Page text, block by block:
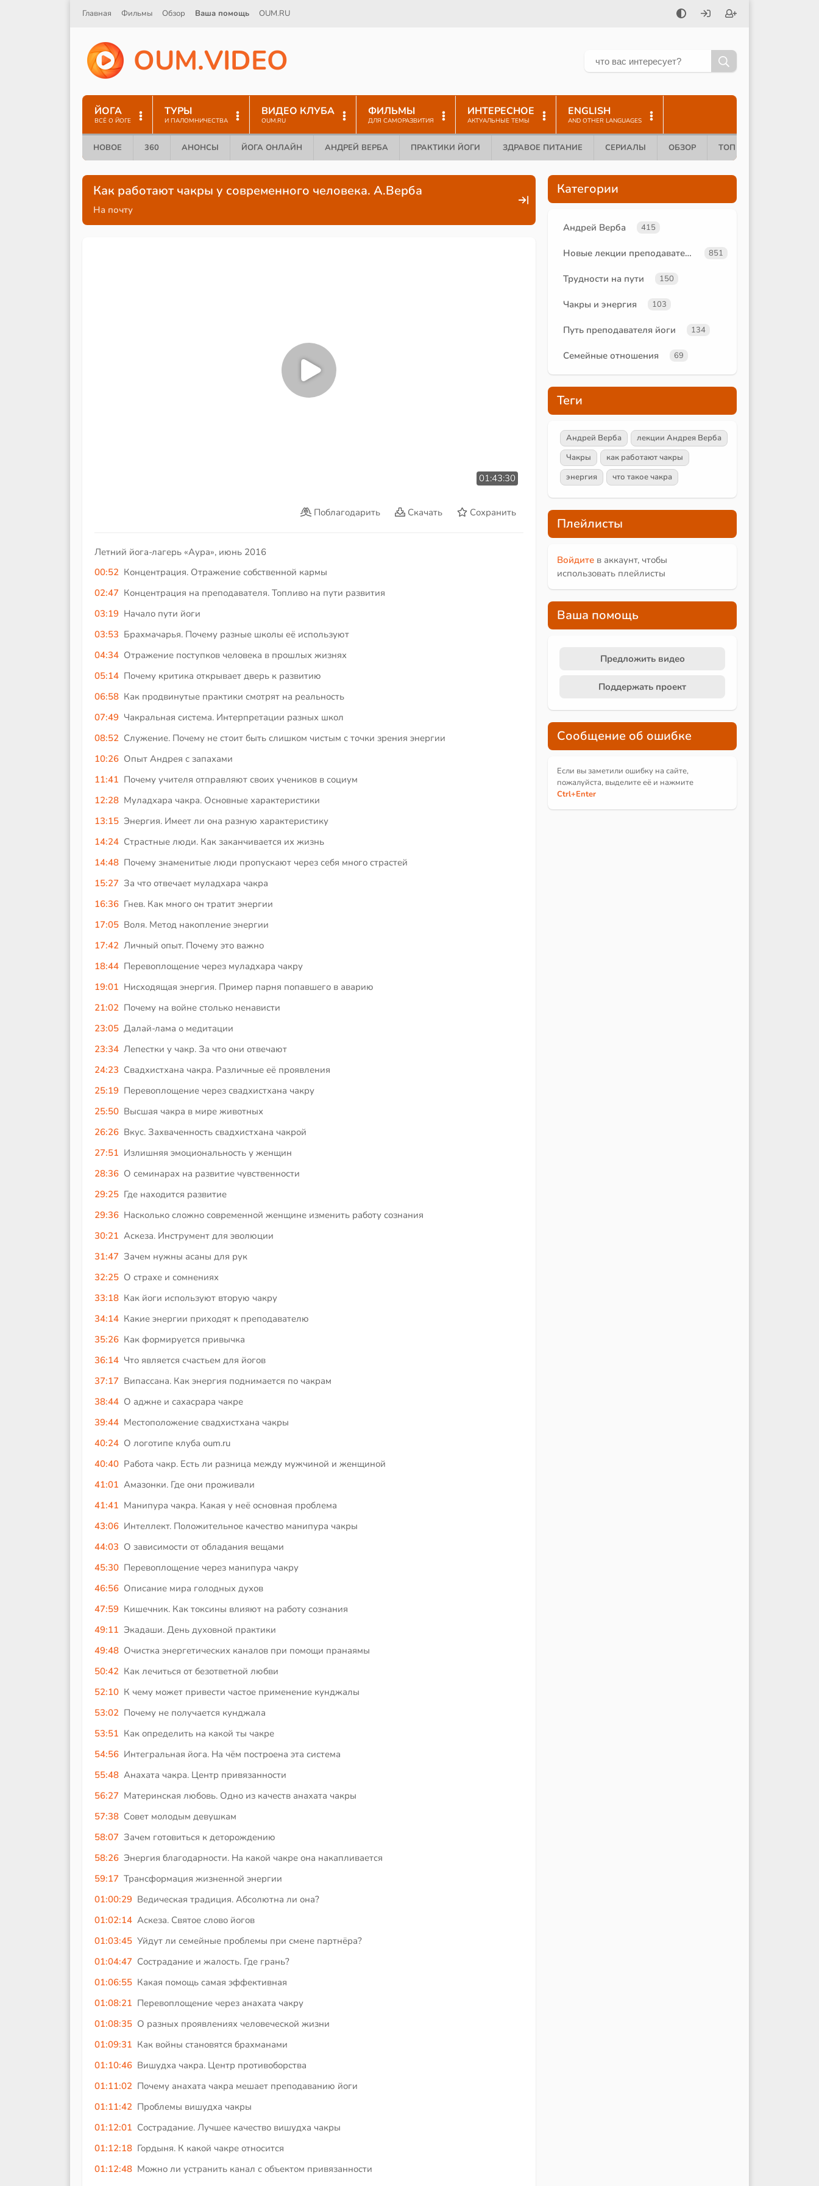
Главная Фильмы Обзор Ваша помощь OUM.RU
OUM.VIDEO
ЙОГА
ВСЁ О ЙОГЕ
ТУРЫ
И ПАЛОМНИЧЕСТВА
ВИДЕО КЛУБА
OUM.RU
ФИЛЬМЫ
ДЛЯ САМОРАЗВИТИЯ
ИНТЕРЕСНОЕ
АКТУАЛЬНЫЕ ТЕМЫ
ENGLISH
AND OTHER LANGUAGES
НОВОЕ 360 АНОНСЫ ЙОГА ОНЛАЙН АНДРЕЙ ВЕРБА ПРАКТИКИ ЙОГИ ЗДРАВОЕ ПИТАНИЕ СЕРИАЛЫ ОБЗОР ТОП 10
Как работают чакры у современного человека. А.Верба
На почту
01:43:30
Поблагодарить Скачать Сохранить
Летний йога-лагерь «Аура», июнь 2016
00:52 Концентрация. Отражение собственной кармы
02:47 Концентрация на преподавателя. Топливо на пути развития
03:19 Начало пути йоги
03:53 Брахмачарья. Почему разные школы её используют
04:34 Отражение поступков человека в прошлых жизнях
05:14 Почему критика открывает дверь к развитию
06:58 Как продвинутые практики смотрят на реальность
07:49 Чакральная система. Интерпретации разных школ
08:52 Служение. Почему не стоит быть слишком чистым с точки зрения энергии
10:26 Опыт Андрея с запахами
11:41 Почему учителя отправляют своих учеников в социум
12:28 Муладхара чакра. Основные характеристики
13:15 Энергия. Имеет ли она разную характеристику
14:24 Страстные люди. Как заканчивается их жизнь
14:48 Почему знаменитые люди пропускают через себя много страстей
15:27 За что отвечает муладхара чакра
16:36 Гнев. Как много он тратит энергии
17:05 Воля. Метод накопление энергии
17:42 Личный опыт. Почему это важно
18:44 Перевоплощение через муладхара чакру
19:01 Нисходящая энергия. Пример парня попавшего в аварию
21:02 Почему на войне столько ненависти
23:05 Далай-лама о медитации
23:34 Лепестки у чакр. За что они отвечают
24:23 Свадхистхана чакра. Различные её проявления
25:19 Перевоплощение через свадхистхана чакру
25:50 Высшая чакра в мире животных
26:26 Вкус. Захваченность свадхистхана чакрой
27:51 Излишняя эмоциональность у женщин
28:36 О семинарах на развитие чувственности
29:25 Где находится развитие
29:36 Насколько сложно современной женщине изменить работу сознания
30:21 Аскеза. Инструмент для эволюции
31:47 Зачем нужны асаны для рук
32:25 О страхе и сомнениях
33:18 Как йоги используют вторую чакру
34:14 Какие энергии приходят к преподавателю
35:26 Как формируется привычка
36:14 Что является счастьем для йогов
37:17 Випассана. Как энергия поднимается по чакрам
38:44 О аджне и сахасрара чакре
39:44 Местоположение свадхистхана чакры
40:24 О логотипе клуба oum.ru
40:40 Работа чакр. Есть ли разница между мужчиной и женщиной
41:01 Амазонки. Где они проживали
41:41 Манипура чакра. Какая у неё основная проблема
43:06 Интеллект. Положительное качество манипура чакры
44:03 О зависимости от обладания вещами
45:30 Перевоплощение через манипура чакру
46:56 Описание мира голодных духов
47:59 Кишечник. Как токсины влияют на работу сознания
49:11 Экадаши. День духовной практики
49:48 Очистка энергетических каналов при помощи пранаямы
50:42 Как лечиться от безответной любви
52:10 К чему может привести частое применение кунджалы
53:02 Почему не получается кунджала
53:51 Как определить на какой ты чакре
54:56 Интегральная йога. На чём построена эта система
55:48 Анахата чакра. Центр привязанности
56:27 Материнская любовь. Одно из качеств анахата чакры
57:38 Совет молодым девушкам
58:07 Зачем готовиться к деторождению
58:26 Энергия благодарности. На какой чакре она накапливается
59:17 Трансформация жизненной энергии
01:00:29 Ведическая традиция. Абсолютна ли она?
01:02:14 Аскеза. Святое слово йогов
01:03:45 Уйдут ли семейные проблемы при смене партнёра?
01:04:47 Сострадание и жалость. Где грань?
01:06:55 Какая помощь самая эффективная
01:08:21 Перевоплощение через анахата чакру
01:08:35 О разных проявлениях человеческой жизни
01:09:31 Как войны становятся брахманами
01:10:46 Вишудха чакра. Центр противоборства
01:11:02 Почему анахата чакра мешает преподаванию йоги
01:11:42 Проблемы вишудха чакры
01:12:01 Сострадание. Лучшее качество вишудха чакры
01:12:18 Гордыня. К какой чакре относится
01:12:48 Можно ли устранить канал с объектом привязанности
Категории
Андрей Верба 415
Новые лекции преподавателей 851
Трудности на пути 150
Чакры и энергия 103
Путь преподавателя йоги 134
Семейные отношения 69
Теги
Андрей Верба
лекции Андрея Верба
Чакры
как работают чакры
энергия
что такое чакра
Плейлисты
Войдите в аккаунт, чтобы
использовать плейлисты
Ваша помощь
Предложить видео
Поддержать проект
Сообщение об ошибке
Если вы заметили ошибку на сайте,
пожалуйста, выделите её и нажмите
Ctrl+Enter